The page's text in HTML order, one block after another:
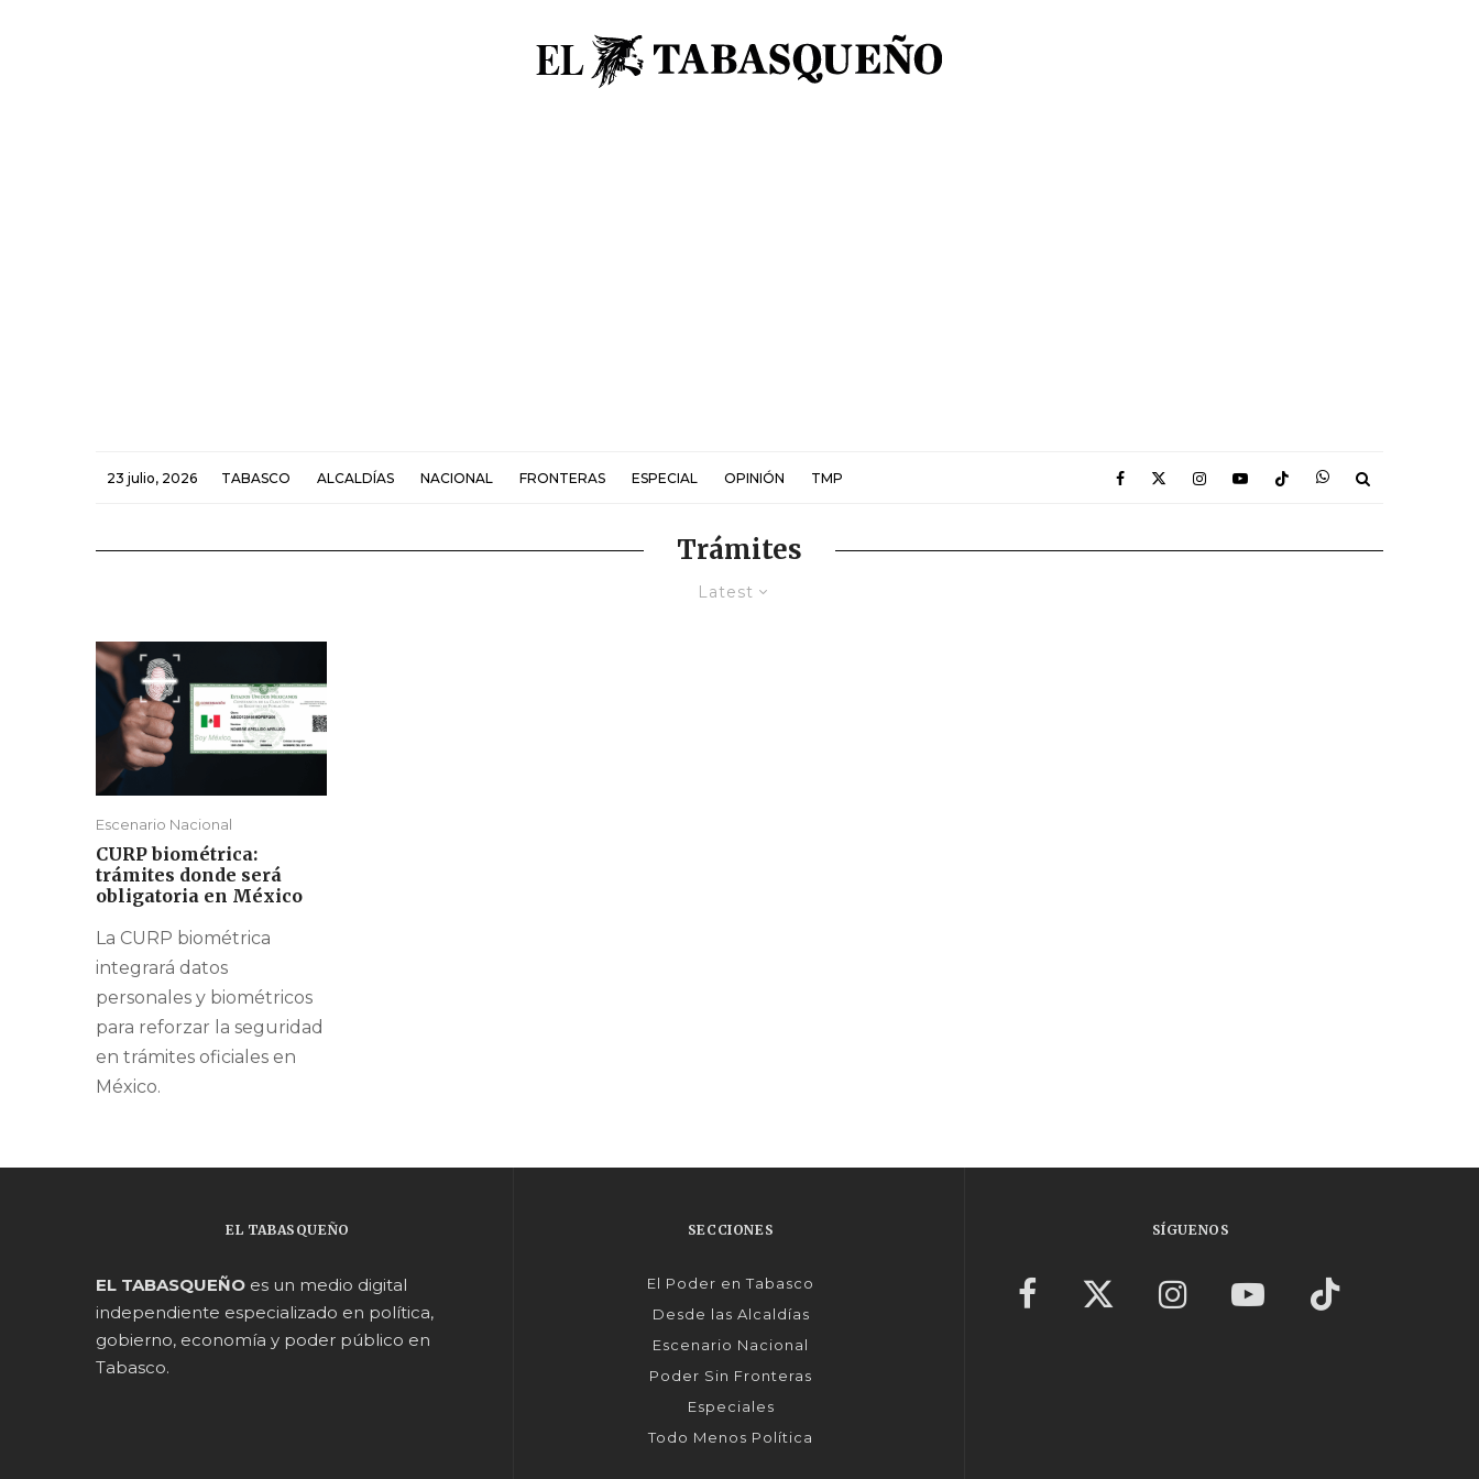
23 julio, 2026 TABASCO ALCALDÍAS NACIONAL FRONTERAS ESPECIAL OPINIÓN TMP
Trámites
Latest
Escenario Nacional
CURP biométrica:
trámites donde será
obligatoria en México
La CURP biométrica
integrará datos
personales y biométricos
para reforzar la seguridad
en trámites oficiales en
México.
EL TABASQUEÑO
EL TABASQUEÑO es un medio digital
independiente especializado en política,
gobierno, economía y poder público en
Tabasco.
SECCIONES
El Poder en Tabasco
Desde las Alcaldías
Escenario Nacional
Poder Sin Fronteras
Especiales
Todo Menos Política
SÍGUENOS